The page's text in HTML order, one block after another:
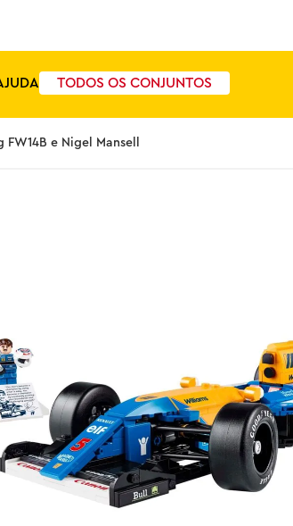
TODOS OS CONJUNTOS
e Nigel Mansell